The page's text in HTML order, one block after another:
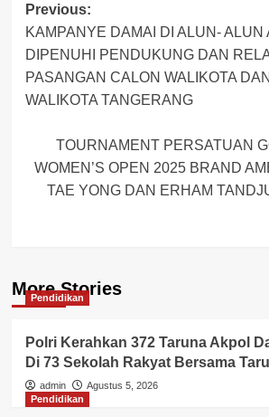
Post
navigation
Previous:
KAMPANYE DAMAI DI ALUN- ALUN
DIPENUHI PENDUKUNG DAN
PASANGAN CALON WALIKOTA
WALIKOTA TANGERANG
TOURNAMENT PERSATUAN
WOMEN’S OPEN 2025 BRAND
TAE YONG DAN ERHAM
More Stories
Pendidikan
Polri Kerahkan 372 Taruna Akpol
Di 73 Sekolah Rakyat Bersama
admin
Agustus 5, 2026
Pendidikan